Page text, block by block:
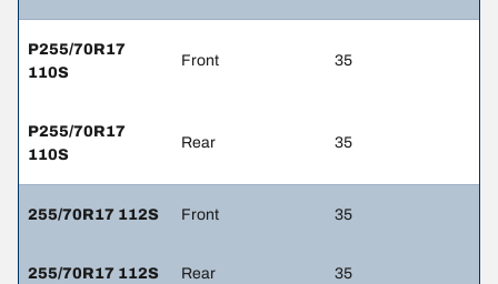
P255/70R17
110S
Front 35
P255/70R17
110S
Rear 35
255/70R17 112S Front 35
255/70R17 112S Rear 35